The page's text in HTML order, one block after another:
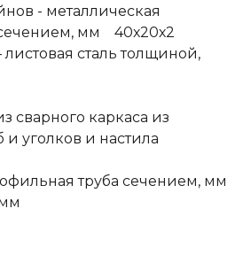
- металлическая
мм 40х20х2
листовая сталь толщиной,
сварного каркаса из
и уголков и настила
труба сечением, мм
мм